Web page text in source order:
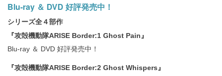
Blu-ray ＆ DVD 好評発売中！
シリーズ全４部作
『攻殻機動隊ARISE Border:1 Ghost Pain』
Blu-ray ＆ DVD 好評発売中！
『攻殻機動隊ARISE Border:2 Ghost Whispers』